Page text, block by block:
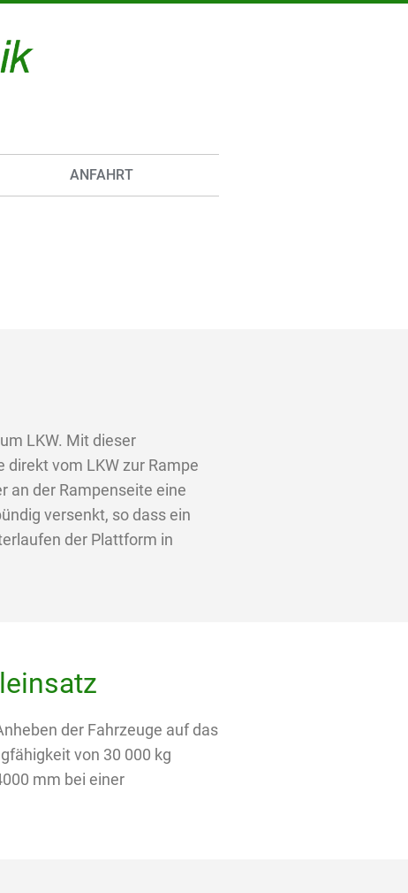
ANFAHRT
LKW. Mit dieser
vom LKW zur Rampe
an der Rampenseite eine
versenkt, so dass ein
der Plattform in
der Fahrzeuge auf das
von 30 000 kg
mm bei einer